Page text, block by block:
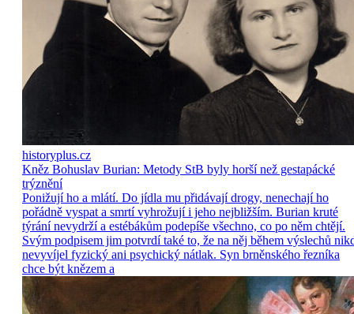
historyplus.cz
Kněz Bohuslav Burian: Metody StB byly horší než gestapácké
trýznění
Ponižují ho a mlátí. Do jídla mu přidávají drogy, nenechají ho
pořádně vyspat a smrtí vyhrožují i jeho nejbližším. Burian kruté
týrání nevydrží a estébákům podepíše všechno, co po něm chtějí.
Svým podpisem jim potvrdí také to, že na něj během výslechů
nevyvíjel fyzický ani psychický nátlak. Syn brněnského řezníka
chce být knězem a